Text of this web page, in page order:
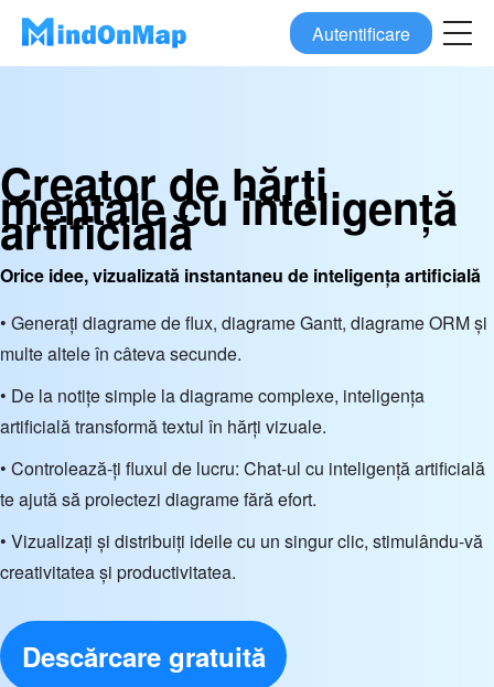
Autentificare
Creator de hărți
mentale cu inteligență
artificială
Orice idee, vizualizată instantaneu de inteligența artificială
• Generați diagrame de flux, diagrame Gantt, diagrame ORM și
multe altele în câteva secunde.
• De la notițe simple la diagrame complexe, inteligența
artificială transformă textul în hărți vizuale.
• Controlează-ți fluxul de lucru: Chat-ul cu inteligență artificială
te ajută să proiectezi diagrame fără efort.
• Vizualizați și distribuiți ideile cu un singur clic, stimulându-vă
creativitatea și productivitatea.
Descărcare gratuită